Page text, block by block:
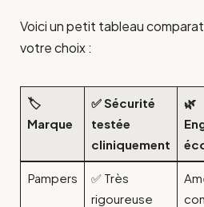
Voici un petit tableau
votre choix :
🏷️
Marque
✅ Sécurité
testée
cliniquement
🌿
Pampers
✅ Très
rigoureuse